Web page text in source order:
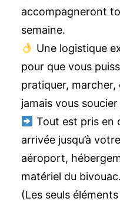
accompagneront
semaine.
Une logistique
pour que vous
pratiquer,
jamais vous
Tout est pris en
arrivée jusqu’à
aéroport,
matériel du bivouac.
(Les seuls